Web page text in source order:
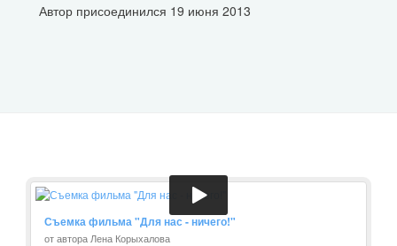
Автор присоединился 19 июня 2013
Съемка фильма "Для нас - ничего!"
от автора Лена Корыхалова